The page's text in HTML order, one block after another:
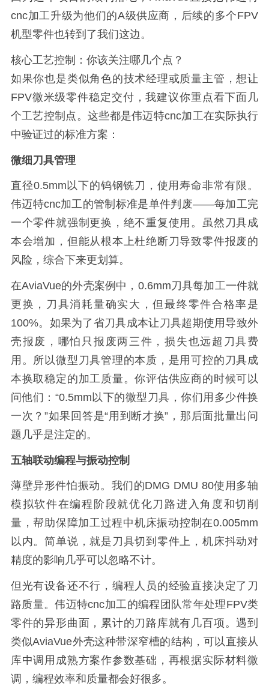
cnc加工升级为他们的A级供应商，后续的多个FPV
机型零件也转到了我们这边。
核心工艺控制：你该关注哪几个点？
如果你也是类似角色的技术经理或质量主管，想让
FPV微米级零件稳定交付，我建议你重点看下面几
个工艺控制点。这些都是伟迈特cnc加工在实际执行
中验证过的标准方案：
微细刀具管理
直径0.5mm以下的钨钢铣刀，使用寿命非常有限。
伟迈特cnc加工的管制标准是单件判废——每加工完
一个零件就强制更换，绝不重复使用。虽然刀具成
本会增加，但能从根本上杜绝断刀导致零件报废的
风险，综合下来更划算。
在AviaVue的外壳案例中，0.6mm刀具每加工一件就
更换，刀具消耗量确实大，但最终零件合格率是
100%。如果为了省刀具成本让刀具超期使用导致外
壳报废，哪怕只报废两三件，损失也远超刀具费
用。所以微型刀具管理的本质，是用可控的刀具成
本换取稳定的加工质量。你评估供应商的时候可以
问他们：“0.5mm以下的微型刀具，你们用多少件换
一次？”如果回答是“用到断才换”，那后面批量出问
题几乎是注定的。
五轴联动编程与振动控制
薄壁异形件怕振动。我们的DMG DMU 80使用多轴
模拟软件在编程阶段就优化刀路进入角度和切削
量，帮助保障加工过程中机床振动控制在0.005mm
以内。简单说，就是刀具切到零件上，机床抖动对
精度的影响几乎可以忽略不计。
但光有设备还不行，编程人员的经验直接决定了刀
路质量。伟迈特cnc加工的编程团队常年处理FPV类
零件的异形曲面，累计的刀路库就有几百项。遇到
类似AviaVue外壳这种带深窄槽的结构，可以直接从
库中调用成熟方案作参数基础，再根据实际材料微
调，编程效率和质量都会好很多。